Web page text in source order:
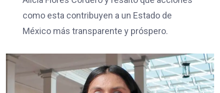
como esta contribuyen a un Estado de
México más transparente y próspero.